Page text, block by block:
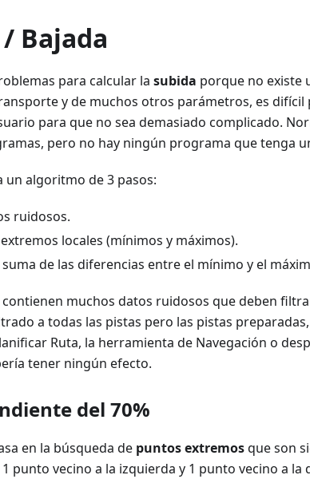
Bajada
para calcular la subida porque no existe
y de muchos otros parámetros, es
para que no sea demasiado complicado.
pero no hay ningún programa que tenga
un algoritmo de 3 pasos:
ruidosos.
locales (mínimos y máximos).
suma de las diferencias entre el mínimo y el
muchos datos ruidosos que deben
a todas las pistas pero las pistas
Ruta, la herramienta de Navegación o
tener ningún efecto.
del 70%
en la búsqueda de puntos extremosque son
punto vecino a la izquierda y 1 punto vecino a la